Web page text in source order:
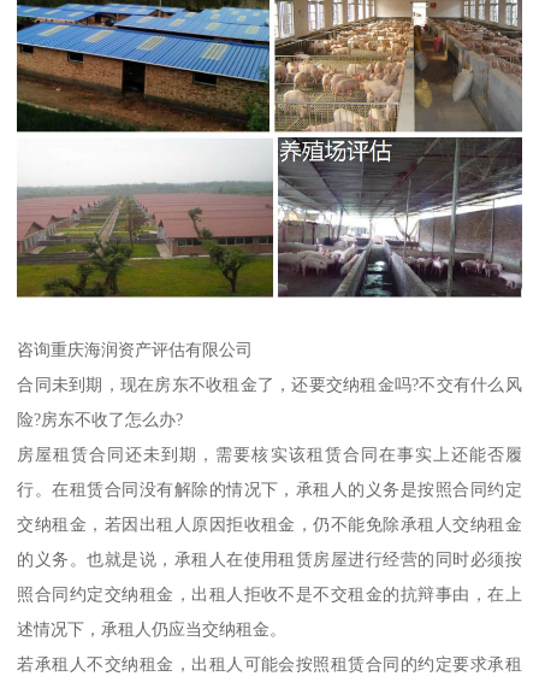
咨询重庆海润资产评估有限公司
合同未到期，现在房东不收租金了，还要交纳租金吗?不交有什么风
险?房东不收了怎么办?
房屋租赁合同还未到期，需要核实该租赁合同在事实上还能否履
行。在租赁合同没有解除的情况下，承租人的义务是按照合同约定
交纳租金，若因出租人原因拒收租金，仍不能免除承租人交纳租金
的义务。也就是说，承租人在使用租赁房屋进行经营的同时必须按
照合同约定交纳租金，出租人拒收不是不交租金的抗辩事由，在上
述情况下，承租人仍应当交纳租金。
若承租人不交纳租金，出租人可能会按照租赁合同的约定要求承租